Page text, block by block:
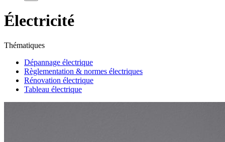
Électricité
Thématiques
Dépannage électrique
Règlementation & normes électriques
Rénovation électrique
Tableau électrique